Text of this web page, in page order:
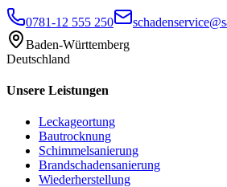
0781-12 555 250
Baden-Württemberg
Deutschland
Unsere Leistungen
Leckageortung
Bautrocknung
Schimmelsanierung
Brandschadensanierung
Wiederherstellung